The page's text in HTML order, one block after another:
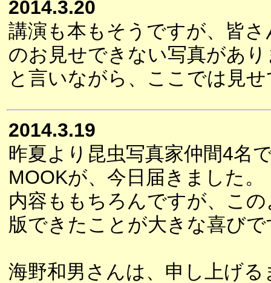
2014.3.20
講演も本もそうですが、皆
のお見せできない写真があ
と言いながら、ここでは見
2014.3.19
昨夏より昆虫写真家仲間4名
MOOKが、今日届きました。
内容ももちろんですが、こ
版できたことが大きな喜びで
海野和男さんは、申し上げ